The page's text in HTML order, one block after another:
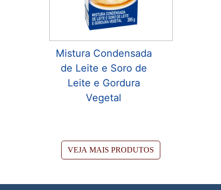
Mistura Condensada
de Leite e Soro de
Leite e Gordura
Vegetal
VEJA MAIS PRODUTOS